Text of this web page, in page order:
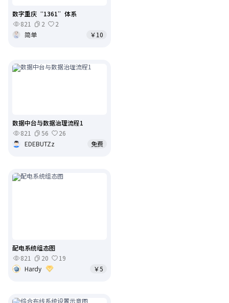
数字重庆“1361”体系
821
2
2
简单
￥10
数据中台与数据治理流程1
821
56
26
EDEBUTZz
免费
配电系统组态图
821
20
19
Hardy
￥5